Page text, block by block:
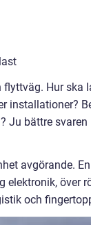
Hur
installationer?
Ju bättre
avgörande.
över
och